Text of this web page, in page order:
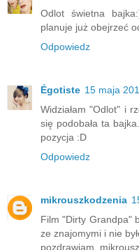
Odlot świetna
planuje już obejrzeć
Odpowiedz
Égotiste 15 maja
Widziałam "Odlot" i
się podobała ta
pozycja :D
Odpowiedz
mikrouszkodzenia
Film "Dirty Grandpa"
ze znajomymi i nie
pozdrawiam,